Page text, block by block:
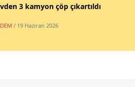
3 kamyon çöp çıkartıldı
/ 19 Haziran 2026